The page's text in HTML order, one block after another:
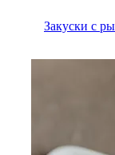
Закуски с